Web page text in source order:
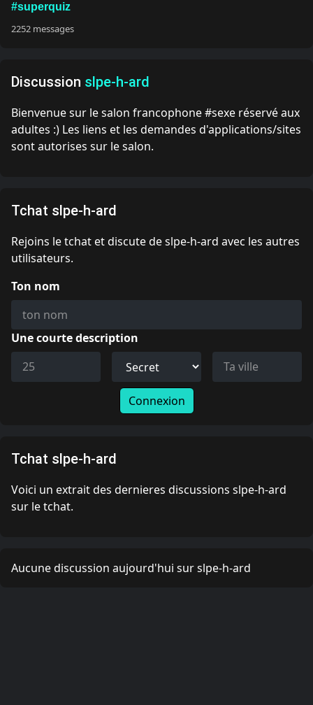
Discussion slpe-h-ard
Bienvenue sur le salon francophone #sexe réservé aux
adultes :) Les liens et les demandes d'applications/sites
sont autorises sur le salon.
Tchat slpe-h-ard
Rejoins le tchat et discute de slpe-h-ard avec les autres
utilisateurs.
Ton nom
Une courte description
Connexion
Tchat slpe-h-ard
Voici un extrait des dernieres discussions slpe-h-ard
sur le tchat.
Aucune discussion aujourd'hui sur slpe-h-ard
#superquiz
2252 messages